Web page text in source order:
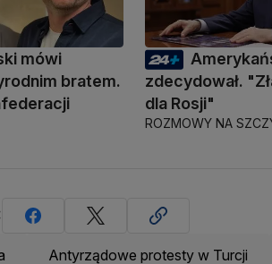
mówi
bratem.
zdecydował.
dla Rosji"
ROZMOWY NA
Antyrządowe protesty w Turcji